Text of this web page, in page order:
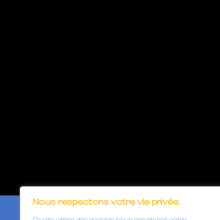
Nous respectons votre vie privée.